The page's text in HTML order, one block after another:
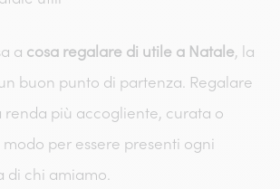
a cosa regalare di utile a Natale, la
buon punto di partenza. Regalare
renda più accogliente, curata o
per essere presenti ogni
di chi amiamo.